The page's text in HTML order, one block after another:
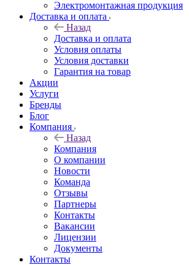
Электромонтажная продукция
Доставка и оплата
Назад
Доставка и оплата
Условия оплаты
Условия доставки
Гарантия на товар
Акции
Услуги
Бренды
Блог
Компания
Назад
Компания
О компании
Новости
Команда
Отзывы
Партнеры
Контакты
Вакансии
Лицензии
Документы
Контакты